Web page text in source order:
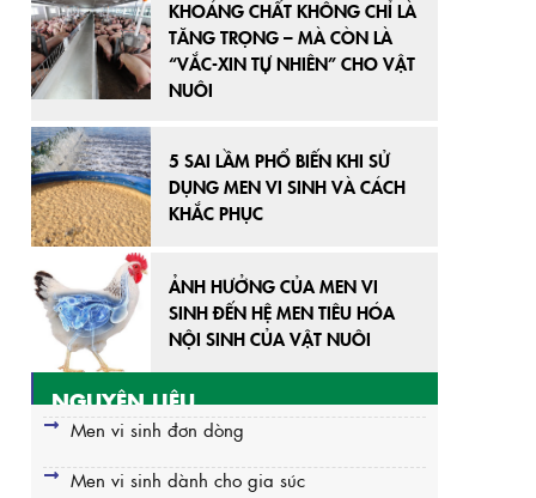
KHOÁNG CHẤT KHÔNG CHỈ LÀ
TĂNG TRỌNG – MÀ CÒN LÀ
“VẮC-XIN TỰ NHIÊN” CHO VẬT
NUÔI
5 SAI LẦM PHỔ BIẾN KHI SỬ
DỤNG MEN VI SINH VÀ CÁCH
KHẮC PHỤC
ẢNH HƯỞNG CỦA MEN VI
SINH ĐẾN HỆ MEN TIÊU HÓA
NỘI SINH CỦA VẬT NUÔI
NGUYÊN LIỆU
Men vi sinh đơn dòng
Men vi sinh dành cho gia súc